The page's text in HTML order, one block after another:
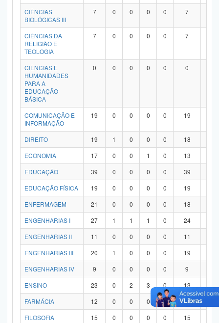
CIÊNCIAS
BIOLÓGICAS III
7 0 0 0 0 7
CIÊNCIAS DA
RELIGIÃO E
TEOLOGIA
7 0 0 0 0 7
CIÊNCIAS E
HUMANIDADES
PARA A
EDUCAÇÃO
BÁSICA
0 0 0 0 0 0
COMUNICAÇÃO E
INFORMAÇÃO
19 0 0 0 0 19
DIREITO 19 1 0 0 0 18
ECONOMIA
17 0 0 1 0 13
EDUCAÇÃO
39 0 0 0 0 39
EDUCAÇÃO FÍSICA
19 0 0 0 0 19
ENFERMAGEM
21 0 0 0 0 18
ENGENHARIAS I
27 1 1 1 0 24
ENGENHARIAS II
11 0 0 0 0 11
ENGENHARIAS III
20 1 0 0 0 19
ENGENHARIAS IV
9 0 0 0 0 9
ENSINO
23 0 2 3 0 13
FARMÁCIA
12 0 0 0 0 12
FILOSOFIA
15 0 0 0 0 15